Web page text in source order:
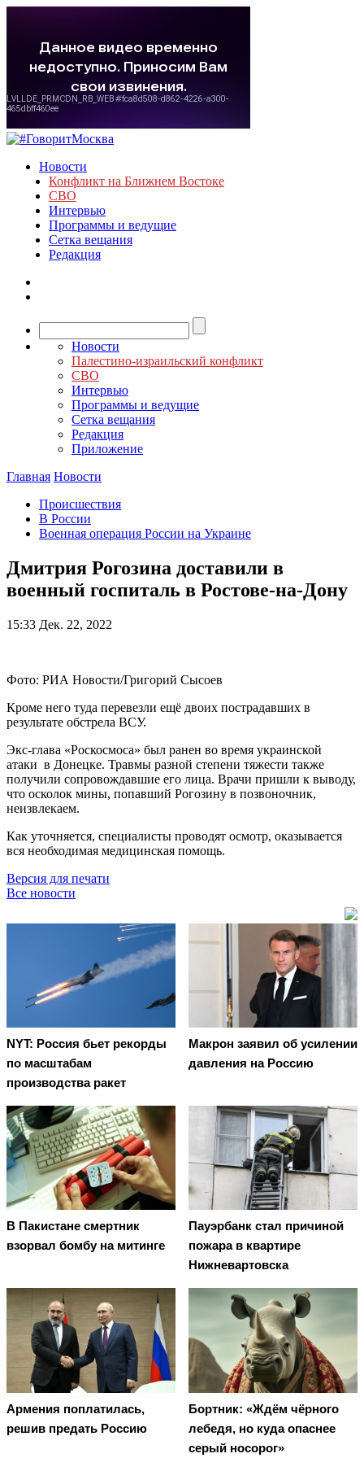
Новости
Конфликт на Ближнем Востоке
СВО
Интервью
Программы и ведущие
Сетка вещания
Редакция
Новости
Палестино-израильский конфликт
СВО
Интервью
Программы и ведущие
Сетка вещания
Редакция
Приложение
Главная Новости
Происшествия
В России
Военная операция России на Украине
Дмитрия Рогозина доставили в
военный госпиталь в Ростове-на-Дону
15:33 Дек. 22, 2022
Фото: РИА Новости/Григорий Сысоев
Кроме него туда перевезли ещё двоих пострадавших в
результате обстрела ВСУ.
Экс-глава «Роскосмоса» был ранен во время украинской
атаки в Донецке. Травмы разной степени тяжести также
получили сопровождавшие его лица. Врачи пришли к выводу,
что осколок мины, попавший Рогозину в позвоночник,
неизвлекаем.
Как уточняется, специалисты проводят осмотр, оказывается
вся необходимая медицинская помощь.
Версия для печати
Все новости
NYT: Россия бьет рекорды
по масштабам
производства ракет
Макрон заявил об усилении
давления на Россию
В Пакистане смертник
взорвал бомбу на митинге
Пауэрбанк стал причиной
пожара в квартире
Нижневартовска
Армения поплатилась,
решив предать Россию
Бортник: «Ждём чёрного
лебедя, но куда опаснее
серый носорог»